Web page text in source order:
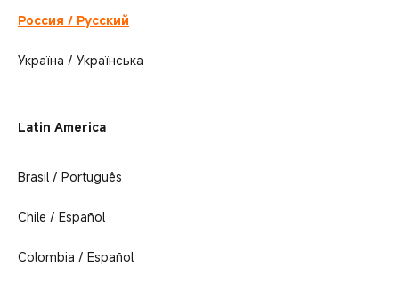
Россия / Русский
Україна / Українська
Latin America
Brasil / Português
Chile / Español
Colombia / Español